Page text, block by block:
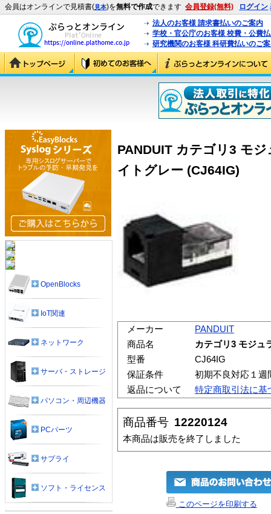
会員はオンラインで見積書(見本)を無料で作成できます 会員登録(無料) ログイン
法人のお客様 請求書払いのご案内
学校・官公庁のお客様 校費・公費
研究機関のお客様 科研費払いのご
PANDUIT カテゴリ3 モ
イトグレー (CJ64IG)
メーカー
PANDUIT
商品名
カテゴリ3 モジュ
型番
CJ64IG
保証条件
初期不良対応１週
返品について
特定商取引法に基
商品番号 12220124
本商品は販売を終了しました
このページを印刷する
OpenBlocks
IoT関連
ネットワーク
サーバ・ストレージ
パソコン・周辺機器
PCパーツ
サプライ
ソフト・ライセンス